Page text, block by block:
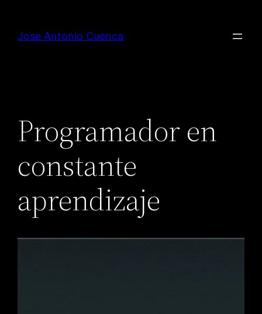
contenido
Jose Antonio Cuenca
Programador en
constante
aprendizaje